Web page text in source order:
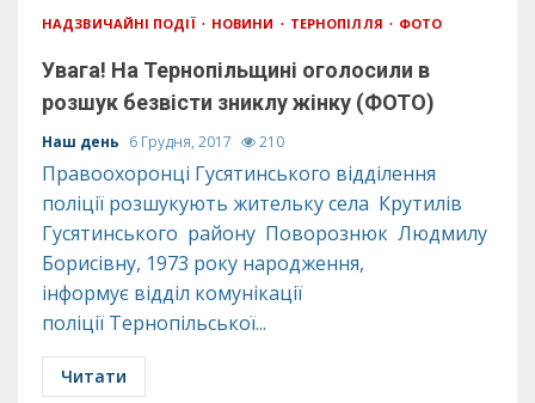
НАДЗВИЧАЙНІ ПОДІЇ НОВИНИ ТЕРНОПІЛЛЯ ФОТО
Увага! На Тернопільщині оголосили в
розшук безвісти зниклу жінку (ФОТО)
Наш день 6 Грудня, 2017 210
Правоохоронці Гусятинського відділення
поліції розшукують жительку села Крутилів
Гусятинського району Поворознюк Людмилу
Борисівну, 1973 року народження,
інформує відділ комунікації
поліції Тернопільської...
Читати